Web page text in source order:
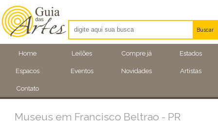
Home Leilões Compre já Estados
Espacos Eventos Novidades Artistas
Contato
Buscar
Artistas
Eventos
Museus em Francisco Beltrao - PR